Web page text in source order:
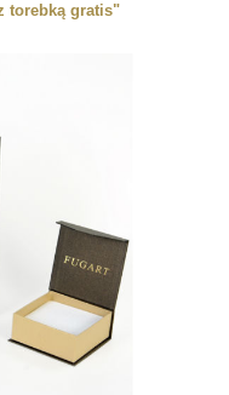
torebką gratis"